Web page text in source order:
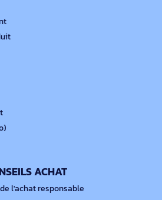
ACHAT
l'achat responsable